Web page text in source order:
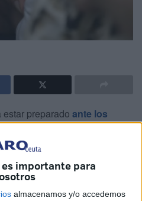
importante para
almacenamos y/o accedemos
preparado ante los
ante el repunte de casos
especial hincapié en
ya que, en la segunda